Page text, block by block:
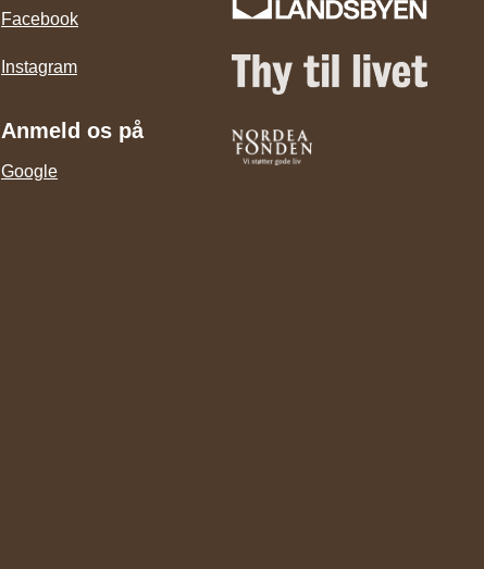
Facebook
Instagram
Anmeld os på
Google